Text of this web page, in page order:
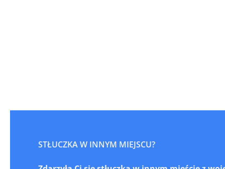
STŁUCZKA W INNYM MIEJSCU?